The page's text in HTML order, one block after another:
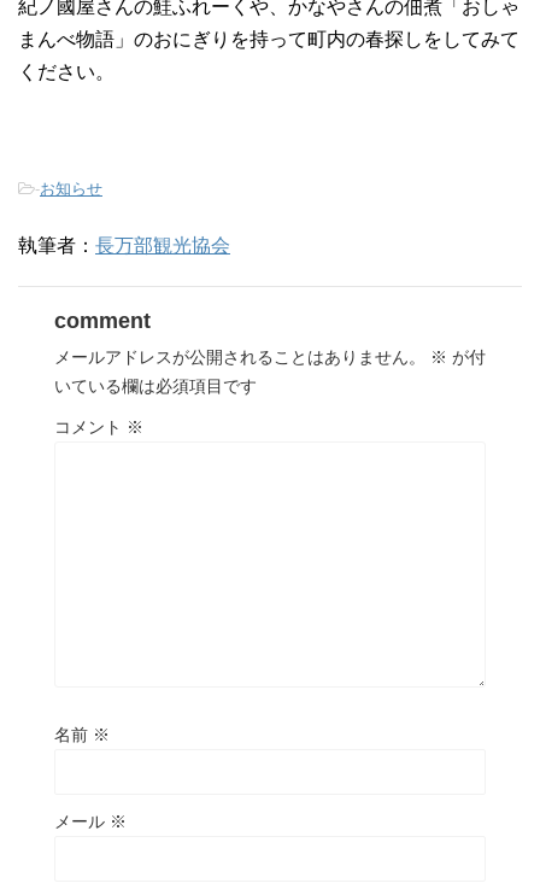
紀ノ國屋さんの鮭ふれーくや、かなやさんの佃煮「おしゃ
まんべ物語」のおにぎりを持って町内の春探しをしてみて
ください。
-お知らせ
執筆者： 長万部観光協会
comment
メールアドレスが公開されることはありません。 ※ が付
いている欄は必須項目です
コメント ※
名前 ※
メール ※